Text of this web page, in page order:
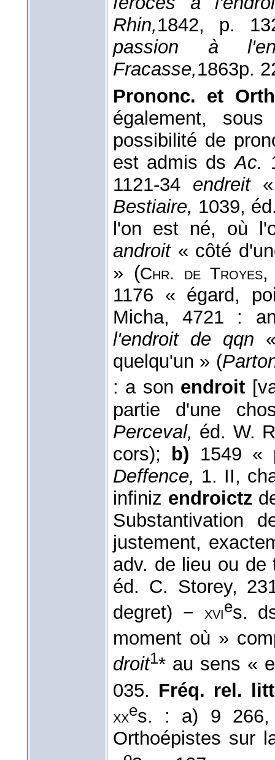
Rhin,1842, p.
passion à
Fracasse,1863p.
Prononc. et
également,
possibilité de
est admis dsAc.
1121-34 endreit«
Bestiaire, 1039,
l'on est né, où
androit« côté
» (Chr. de Troyes
1176 « égard,
Micha, 4721 :
l'endroit de qqn
quelqu'un » (
: a son endroit
partie d'une
Perceval, éd. W.
cors); b) 1549 «
Deffence, 1. II,
infiniz endroictz
Substantivation
justement,
adv. de lieu ou de
éd. C. Storey,
degret) −
xvies.
moment où »
droit1* au sens «
035. Fréq. rel.
xxes. : a) 9
Orthoépistes sur